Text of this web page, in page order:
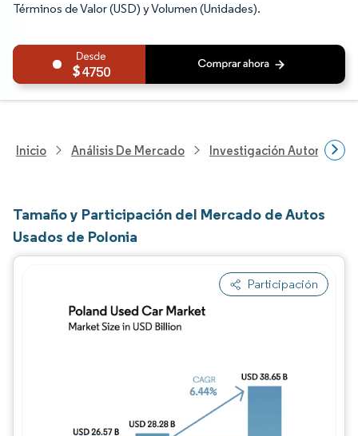
Términos de Valor (USD) y Volumen (Unidades).
4750
Inicio Análisis De Mercado Investigación Automotriz
Tamaño y Participación del Mercado de Autos
Usados de Polonia
Participación